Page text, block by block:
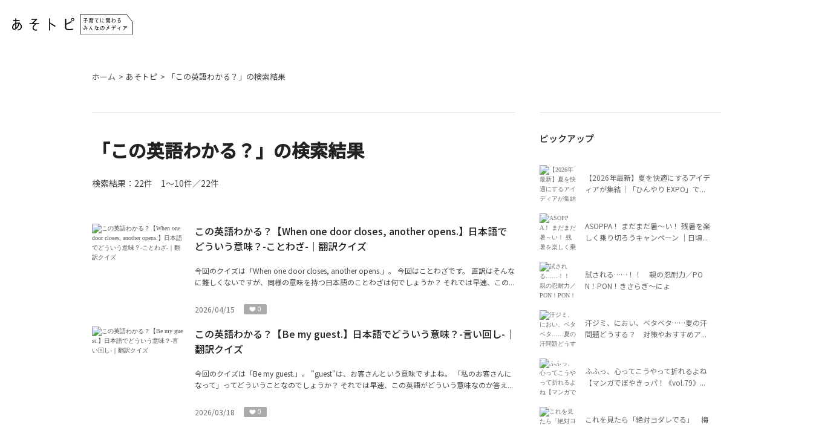
ホーム あそトピ 「この英語わかる？」の検索結果
「この英語わかる？」の検索結果
検索結果： 22件 1～10件／22件
この英語わかる？【When one door closes, another opens.】日本語で
どういう意味？-ことわざ-｜翻訳クイズ
今回のクイズは「When one door closes, another opens.」。 今回はことわざです。 直訳はそんな
に難しくないですが、同様の意味を持つ日本語のことわざは何でしょうか？ それでは早速、この...
2026/04/15 0
この英語わかる？【Be my guest.】日本語でどういう意味？-言い回し-｜
翻訳クイズ
今回のクイズは「Be my guest.」。 "guest"は、お客さんという意味ですよね。 「私のお客さんに
なって」ってどういうことなのでしょうか？ それでは早速、この英語がどういう意味なのか答え...
2026/03/18 0
ピックアップ
【2026年最新】夏を快適にするアイデ
ィアが集結｜「ひんやり EXPO」で...
ASOPPA！ まだまだ暑～い！ 残暑を楽
しく乗り切ろうキャンペーン ｜日頃...
試される……！！ 親の忍耐力／PO
N！PON！きさらぎ～にょ
汗ジミ、におい、ベタベタ……夏の汗
問題どうする？ 対策やおすすめア...
ふふっ、心ってこうやって折れるよね
【マンガでぼやきっパ！《vol.79》...
これを見たら「絶対ヨダレでる」 梅